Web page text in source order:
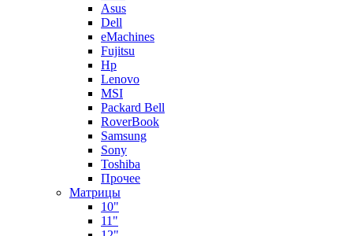
Asus
Dell
eMachines
Fujitsu
Hp
Lenovo
MSI
Packard Bell
RoverBook
Samsung
Sony
Toshiba
Прочее
Матрицы
10"
11"